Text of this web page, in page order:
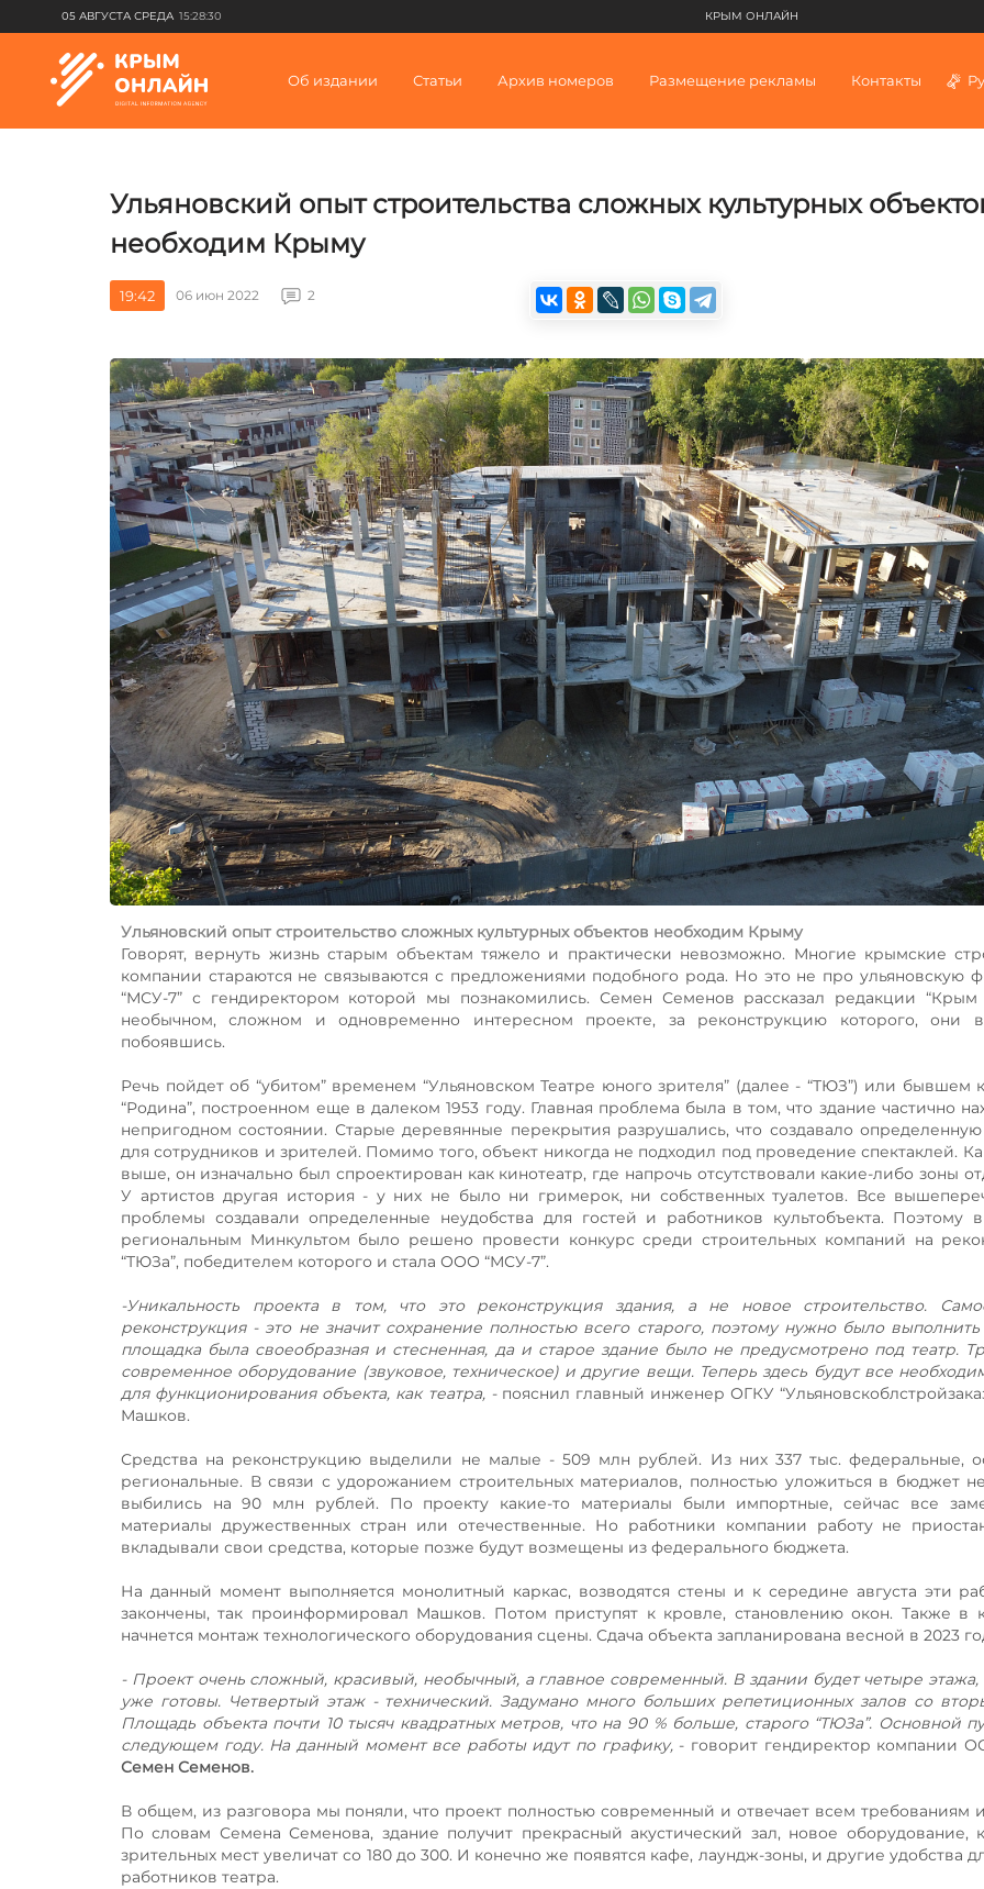
05 АВГУСТА СРЕДА 15:28:30 КРЫМ ОНЛАЙН
Об издании Статьи Архив номеров Размещение рекламы Контакты
Ульяновский опыт строительства сложных культурных
необходим Крыму
19:42 06 июн 2022 2
Ульяновский опыт строительство сложных культурных объектов необходим Крыму
Говорят, вернуть жизнь старым объектам тяжело и практически невозможно. Многие крымские
компании стараются не связываются с предложениями подобного рода. Но это не про
“МСУ-7” с гендиректором которой мы познакомились. Семен Семенов рассказал редакции “Крым
необычном, сложном и одновременно интересном проекте, за реконструкцию которого, они
побоявшись.
Речь пойдет об “убитом” временем “Ульяновском Театре юного зрителя” (далее - “ТЮЗ”) или бывшем
“Родина”, построенном еще в далеком 1953 году. Главная проблема была в том, что здание частично
непригодном состоянии. Старые деревянные перекрытия разрушались, что создавало определенную
для сотрудников и зрителей. Помимо того, объект никогда не подходил под проведение спектаклей.
выше, он изначально был спроектирован как кинотеатр, где напрочь отсутствовали какие-либо зоны
У артистов другая история - у них не было ни гримерок, ни собственных туалетов. Все
проблемы создавали определенные неудобства для гостей и работников культобъекта. Поэтому
региональным Минкультом было решено провести конкурс среди строительных компаний на
“ТЮЗа”, победителем которого и стала ООО “МСУ-7”.
-Уникальность проекта в том, что это реконструкция здания, а не новое строительство.
реконструкция - это не значит сохранение полностью всего старого, поэтому нужно было
площадка была своеобразная и стесненная, да и старое здание было не предусмотрено под театр.
современное оборудование (звуковое, техническое) и другие вещи. Теперь здесь будут все
для функционирования объекта, как театра, -пояснил главный инженер ОГКУ
Машков.
Средства на реконструкцию выделили не малые - 509 млн рублей. Из них 337 тыс. федеральные,
региональные. В связи с удорожанием строительных материалов, полностью уложиться в бюджет
выбились на 90 млн рублей. По проекту какие-то материалы были импортные, сейчас все
материалы дружественных стран или отечественные. Но работники компании работу не
вкладывали свои средства, которые позже будут возмещены из федерального бюджета.
На данный момент выполняется монолитный каркас, возводятся стены и к середине августа эти
закончены, так проинформировал Машков. Потом приступят к кровле, становлению окон. Также в
начнется монтаж технологического оборудования сцены. Сдача объекта запланирована весной в 2023
- Проект очень сложный, красивый, необычный, а главное современный. В здании будет четыре этажа,
уже готовы. Четвертый этаж - технический. Задумано много больших репетиционных залов со
Площадь объекта почти 10 тысяч квадратных метров, что на 90 % больше, старого “ТЮЗа”. Основной
следующем году. На данный момент все работы идут по графику,- говорит гендиректор компании
Семен Семенов.
В общем, из разговора мы поняли, что проект полностью современный и отвечает всем требованиям
По словам Семена Семенова, здание получит прекрасный акустический зал, новое оборудование,
зрительных мест увеличат со 180 до 300. И конечно же появятся кафе, лаундж-зоны, и другие удобства
работников театра.